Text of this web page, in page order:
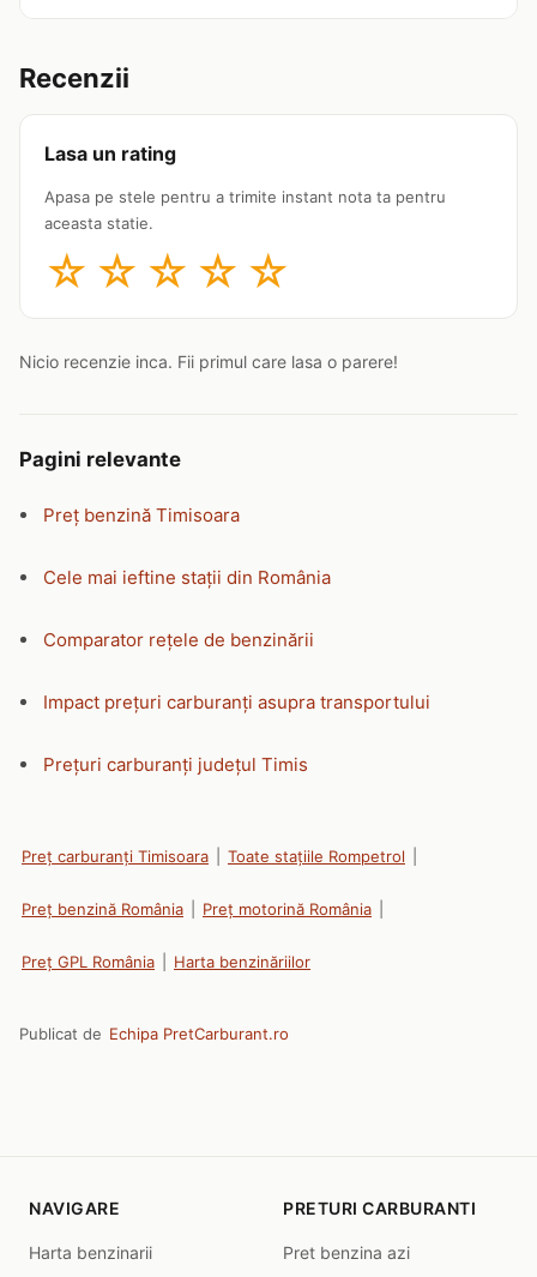
Recenzii
Lasa un rating
Apasa pe stele pentru a trimite instant nota ta pentru
aceasta statie.
☆ ☆ ☆ ☆ ☆
Nicio recenzie inca. Fii primul care lasa o parere!
Pagini relevante
Preț benzină Timisoara
Cele mai ieftine stații din România
Comparator rețele de benzinării
Impact prețuri carburanți asupra transportului
Prețuri carburanți județul Timis
Preț carburanți Timisoara Toate stațiile Rompetrol
Preț benzină România Preț motorină România
Preț GPL România Harta benzinăriilor
Publicat de Echipa PretCarburant.ro
NAVIGARE
Harta benzinarii
PRETURI CARBURANTI
Pret benzina azi